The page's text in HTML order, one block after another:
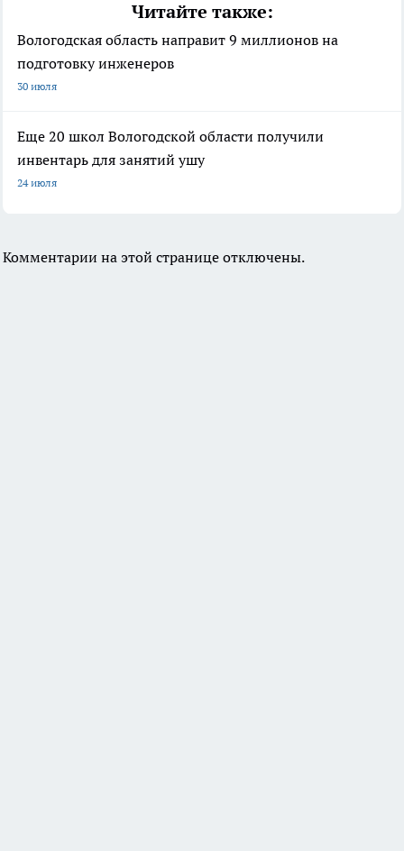
Читайте также:
Вологодская область направит 9 миллионов на
подготовку инженеров
30 июля
Еще 20 школ Вологодской области получили
инвентарь для занятий ушу
24 июля
Комментарии на этой странице отключены.